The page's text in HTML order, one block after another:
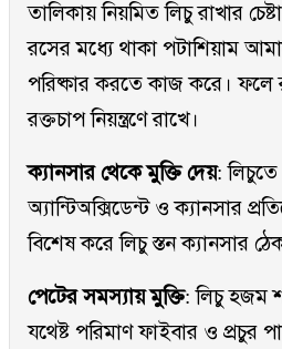
তালিকায় নিয়মিত লিচু রাখার
রসের মধ্যে থাকা পটাশিয়াম
পরিষ্কার করতে কাজ করে। ফলে
রক্তচাপ নিয়ন্ত্রণে রাখে।
ক্যানসার থেকে মুক্তি দেয়: লিচুতে
অ্যান্টিঅক্সিডেন্ট ও ক্যানসার
বিশেষ করে লিচু স্তন ক্যানসার
পেটের সমস্যায় মুক্তি: লিচু হজম
যথেষ্ট পরিমাণ ফাইবার ও প্রচুর